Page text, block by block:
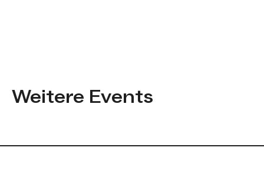
Weitere Events